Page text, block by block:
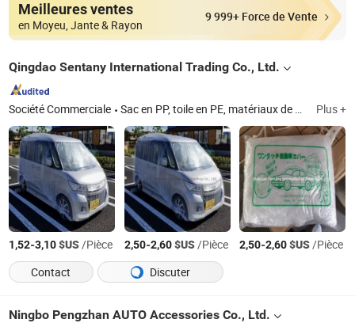
Meilleures ventes
en Moyeu, Jante & Rayon
9 999+ Force de Vente
Qingdao Sentany International Trading Co., Ltd.
Société Commerciale Sac en PP, toile en PE, matériaux de construction, film en PE, film en LDPE, sac en maille en PP, housse de voiture, corde de sécurité Plus +
1,52-3,10$US/Pièce 2,50-2,60$US/Pièce 2,50-2,60$US/Pièce
Contact
Discuter
Ningbo Pengzhan AUTO Accessories Co., Ltd.